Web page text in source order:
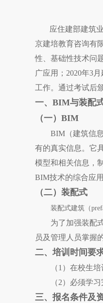
应住建部建筑
京建培教育咨询有
性、基础性技术问
广应用；2020年3
工作。通过考试后
一、BIM与装配
（一）BIM
BIM（建筑信
有的真实信息。它
模型和相关信息，
BIM技术的综合应用
（二）装配式
装配式建筑（
为了加强装配
员及管理人员掌握
二、培训时间要
（1）在校生
（2）必须学
三、报名条件及